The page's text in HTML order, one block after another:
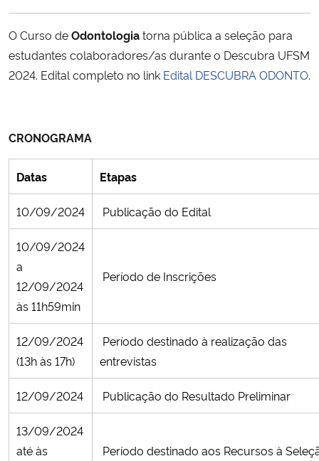
Ministério da Ciência, Tecnologia, Inovações e Comunicações
Ministério do Meio Ambiente
Secretaria-Geral
Advocacia-Geral da União
Banco Central do Brasil
Planalto
O Curso deOdontologiatorna pública a seleção para
estudantes colaboradores/as durante o Descubra UFSM
2024. Edital completo no link Edital DESCUBRA ODONTO.
CRONOGRAMA
Datas Etapas
10/09/2024 Publicação do Edital
10/09/2024
a
12/09/2024
às 11h59min
Período de Inscrições
12/09/2024
(13h às 17h)
Período destinado à realização das
entrevistas
12/09/2024 Publicação do Resultado Preliminar
13/09/2024
até às
Período destinado aos Recursos à